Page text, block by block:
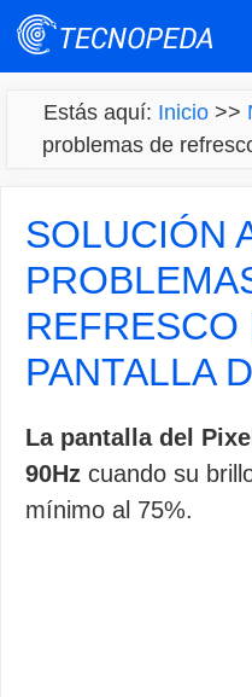
Saltar
Estás aquí: Inicio>>
problemas de
SOLUCIÓN
REFRESCO
PANTALLA
La pantalla del
90Hz cuando su
mínimo al 75%.